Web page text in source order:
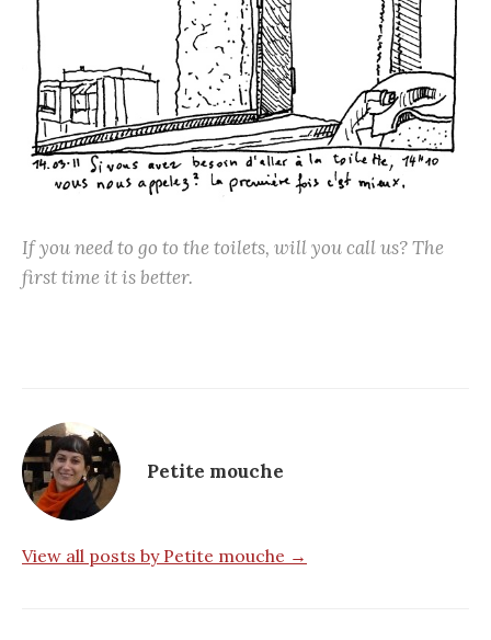
If you need to go to the toilets, will you call us? The
first time it is better.
Petite mouche
View all posts by Petite mouche →